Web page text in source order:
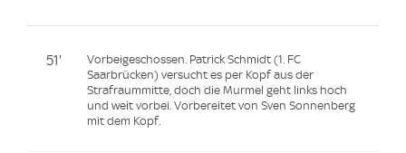
51'
Vorbeigeschossen. Patrick Schmidt (1. FC
Saarbrücken) versucht es per Kopf aus der
Strafraummitte, doch die Murmel geht links hoch
und weit vorbei. Vorbereitet von Sven Sonnenberg
mit dem Kopf.